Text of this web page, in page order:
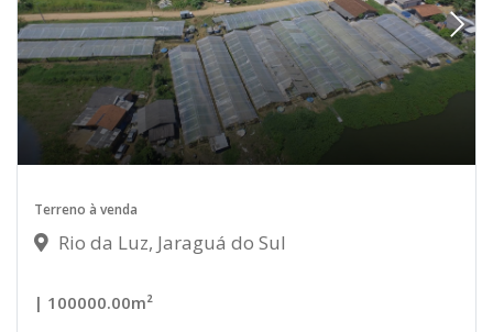
Terreno à venda
Rio da Luz, Jaraguá do Sul
| 100000.00m²